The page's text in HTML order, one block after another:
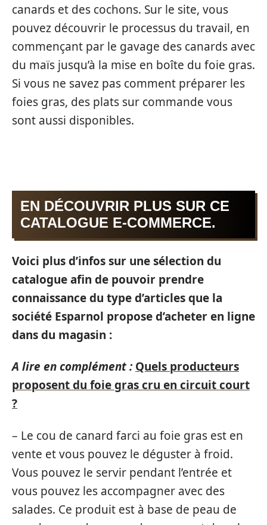
canards et des cochons. Sur le site, vous
pouvez découvrir le processus du travail, en
commençant par le gavage des canards avec
du maïs jusqu’à la mise en boîte du foie gras.
Si vous ne savez pas comment préparer les
foies gras, des plats sur commande vous
sont aussi disponibles.
EN DÉCOUVRIR PLUS SUR CE
CATALOGUE E-COMMERCE.
Voici plus d’infos sur une sélection du
catalogue afin de pouvoir prendre
connaissance du type d’articles que la
société Esparnol propose d’acheter en ligne
dans du magasin :
A lire en complément : Quels producteurs
proposent du foie gras cru en circuit court
?
– Le cou de canard farci au foie gras est en
vente et vous pouvez le déguster à froid.
Vous pouvez le servir pendant l’entrée et
vous pouvez les accompagner avec des
salades. Ce produit est à base de peau de